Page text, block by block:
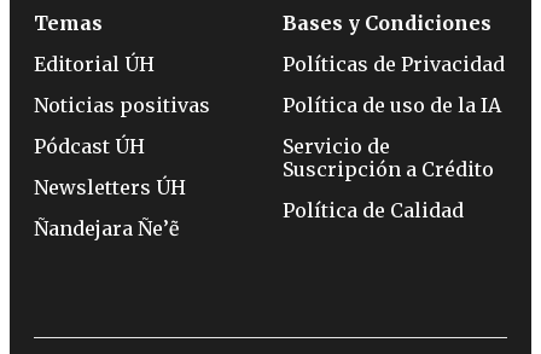
Temas
Editorial ÚH
Noticias positivas
Pódcast ÚH
Newsletters ÚH
Ñandejara Ñe’ẽ
Bases y Condiciones
Políticas de Privacidad
Política de uso de la IA
Servicio de
Suscripción a Crédito
Política de Calidad